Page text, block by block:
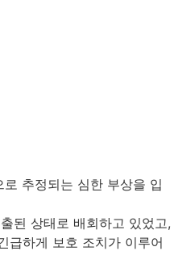
추정되는 심한 부상을 입
된 상태로 배회하고 있었고,
급하게 보호 조치가 이루어